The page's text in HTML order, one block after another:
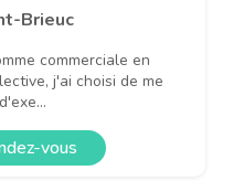
Brieuc
commerciale en
j'ai choisi de me
vous